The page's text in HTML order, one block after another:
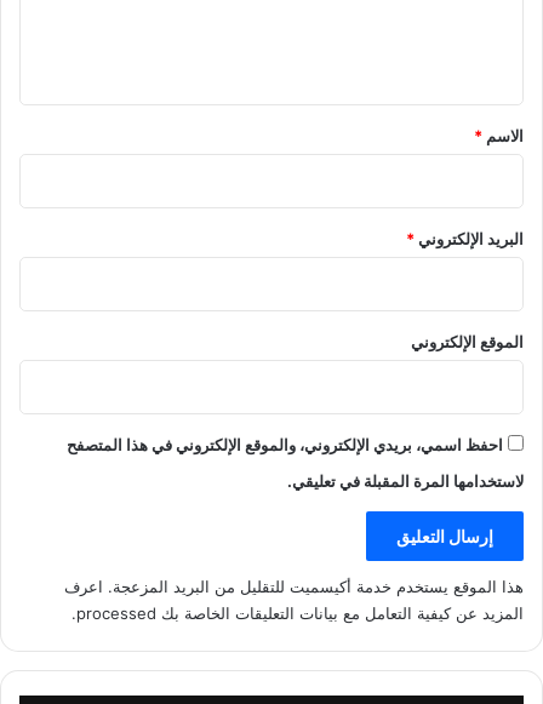
*
الاسم *
البريد الإلكتروني*
الموقع الإلكتروني
احفظ اسمي، بريدي الإلكتروني، والموقع الإلكتروني في هذا المتصفح
لاستخدامها المرة المقبلة في تعليقي.
هذا الموقع يستخدم خدمة أكيسميت للتقليل من البريد المزعجة. اعرف
المزيد عن كيفية التعامل مع بيانات التعليقات الخاصة بك processed
.